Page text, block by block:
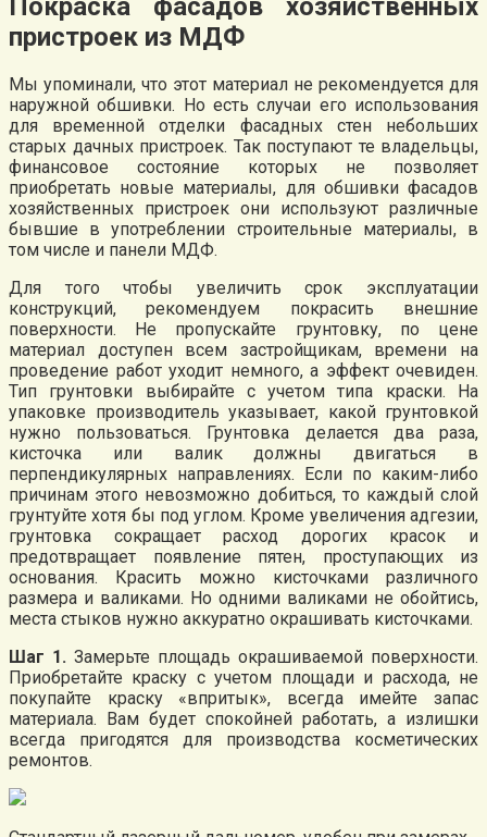
Покраска фасадов хозяйственных
пристроек из МДФ
Мы упоминали, что этот материал не рекомендуется для
наружной обшивки. Но есть случаи его использования
для временной отделки фасадных стен небольших
старых дачных пристроек. Так поступают те владельцы,
финансовое состояние которых не позволяет
приобретать новые материалы, для обшивки фасадов
хозяйственных пристроек они используют различные
бывшие в употреблении строительные материалы, в
том числе и панели МДФ.
Для того чтобы увеличить срок эксплуатации
конструкций, рекомендуем покрасить внешние
поверхности. Не пропускайте грунтовку, по цене
материал доступен всем застройщикам, времени на
проведение работ уходит немного, а эффект очевиден.
Тип грунтовки выбирайте с учетом типа краски. На
упаковке производитель указывает, какой грунтовкой
нужно пользоваться. Грунтовка делается два раза,
кисточка или валик должны двигаться в
перпендикулярных направлениях. Если по каким-либо
причинам этого невозможно добиться, то каждый слой
грунтуйте хотя бы под углом. Кроме увеличения адгезии,
грунтовка сокращает расход дорогих красок и
предотвращает появление пятен, проступающих из
основания. Красить можно кисточками различного
размера и валиками. Но одними валиками не обойтись,
места стыков нужно аккуратно окрашивать кисточками.
Шаг 1. Замерьте площадь окрашиваемой поверхности.
Приобретайте краску с учетом площади и расхода, не
покупайте краску «впритык», всегда имейте запас
материала. Вам будет спокойней работать, а излишки
всегда пригодятся для производства косметических
ремонтов.